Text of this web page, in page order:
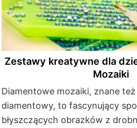
Zestawy kreatywne dla
Mozaiki
Diamentowe mozaiki, znane
diamentowy, to fascynujący
błyszczących obrazków z